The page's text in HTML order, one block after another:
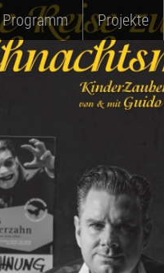
Programm Projekte